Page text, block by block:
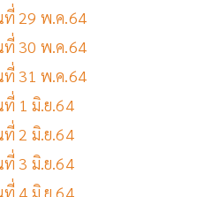
ที่ 29 พ.ค.64
ที่ 30 พ.ค.64
ที่ 31 พ.ค.64
ที่ 1 มิ.ย.64
ที่ 2 มิ.ย.64
ที่ 3 มิ.ย.64
ที่ 4 มิ.ย.64